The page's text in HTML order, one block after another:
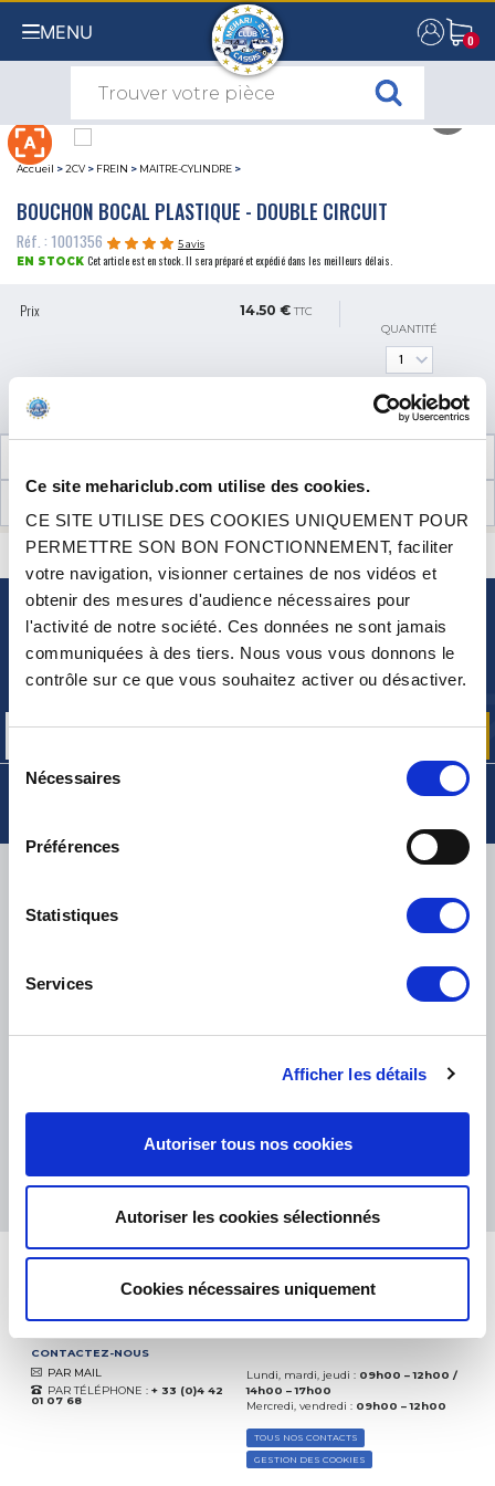
Ce site mehariclub.com utilise des cookies.
CE SITE UTILISE DES COOKIES UNIQUEMENT POUR
PERMETTRE SON BON FONCTIONNEMENT, faciliter
votre navigation, visionner certaines de nos vidéos et
obtenir des mesures d'audience nécessaires pour
l'activité de notre société. Ces données ne sont jamais
communiquées à des tiers. Nous vous vous donnons le
contrôle sur ce que vous souhaitez activer ou désactiver.
Sélection
Nécessaires
Préférences
Statistiques
Services
Afficher les détails
Autoriser tous nos cookies
Autoriser les cookies sélectionnés
Cookies nécessaires uniquement
MENU 0
0
Accueil >2CV > FREIN > MAITRE-CYLINDRE >
BOUCHON BOCAL PLASTIQUE - DOUBLE CIRCUIT
Réf. : 1001356
5 avis
EN STOCK Cet article est en stock. Il sera préparé et expédié dans les meilleurs délais.
Prix 14.50 € TTC
QUANTITÉ
UNE QUESTION ? BESOIN D 'AIDE ? CONTACTEZ-NOUS
NEWSLETTER
Inscrivez-vous pour recevoir gratuitement
nos offres promos et actualités produits
PETITS COLIS : TNT, GÉODIS, FRANCE EXPRESS, DPD
eKomi
Excellent: 4.5/5
Basé sur37850 avis
CONTACTEZ-NOUS
PAR MAIL
PAR TÉLÉPHONE : + 33 (0)4 42
01 07 68
Lundi, mardi, jeudi : 09h00 – 12h00 /
14h00 – 17h00
Mercredi, vendredi : 09h00 – 12h00
TOUS NOS CONTACTS
GESTION DES COOKIES